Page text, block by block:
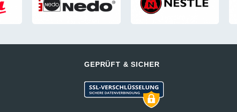
GEPRÜFT & SICHER